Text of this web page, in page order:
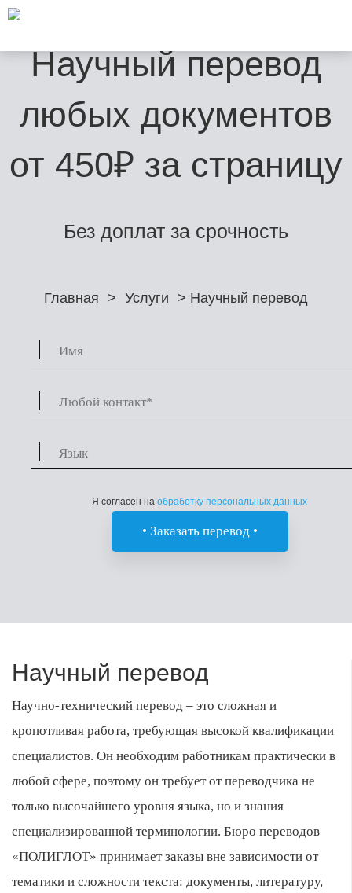
Научный перевод
любых документов
от 450₽ за страницу
Без доплат за срочность
Главная > Услуги > Научный перевод
Я согласен на обработку персональных данных
Научный перевод
Научно-технический перевод – это сложная и
кропотливая работа, требующая высокой квалификации
специалистов. Он необходим работникам практически в
любой сфере, поэтому он требует от переводчика не
только высочайшего уровня языка, но и знания
специализированной терминологии. Бюро переводов
«ПОЛИГЛОТ» принимает заказы вне зависимости от
тематики и сложности текста: документы, литературу,